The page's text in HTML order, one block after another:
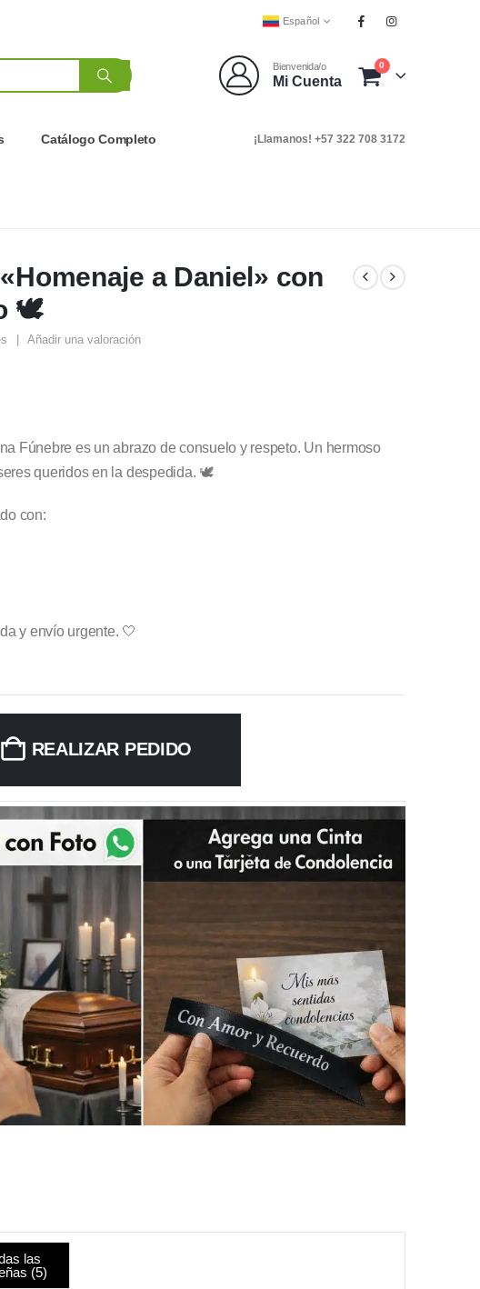
Español
Bienvenida/o
Mi Cuenta
0
Catálogo Completo ¡Llamanos! +57 322 708 3172
a Daniel» con
🕊️
Añadir una valoración
Fúnebre es un abrazo de consuelo y respeto. Un hermoso
queridos en la despedida. 🕊️
con:
y envío urgente. 🤍
REALIZAR PEDIDO
las
(5)